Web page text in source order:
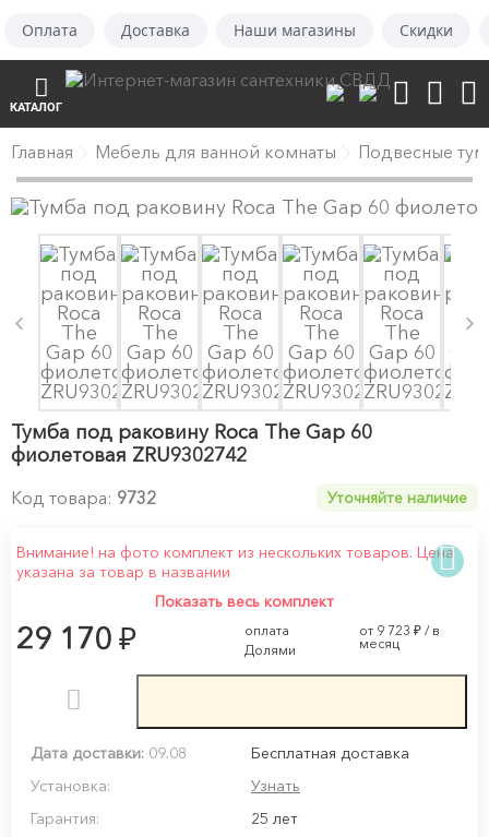
Оплата Доставка Наши магазины Скидки
КАТАЛОГ
Главная Мебель для ванной комнаты Подвесные
Тумба под раковину Roca The Gap 60
фиолетовая ZRU9302742
Код товара: 9732 Уточняйте наличие
Внимание! на фото комплект из нескольких товаров. Цена
указана за товар в названии
Показать весь комплект
29 170 ₽
оплата
Долями
от 9 723 ₽/ в
месяц
Дата доставки: 09.08
Бесплатная доставка
Установка:
Узнать
Гарантия:
25 лет